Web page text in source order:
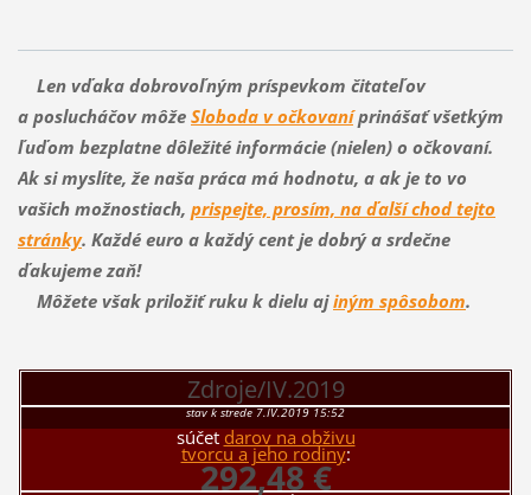
Len vďaka dobrovoľným príspevkom čitateľov
a poslucháčov môže Sloboda v očkovaníprinášať všetkým
ľuďom bezplatne dôležité informácie (nielen) o očkovaní.
Ak si myslíte, že naša práca má hodnotu, a ak je to vo
vašich možnostiach, prispejte, prosím, na ďalší chod tejto
stránky. Každé euro a každý cent je dobrý a srdečne
ďakujeme zaň!
Môžete však priložiť ruku k dielu ajiným spôsobom.
Zdroje/IV.2019
stav k strede 7.IV.2019 15:52
súčet darov na obživu
tvorcu a jeho rodiny:
292,48 €